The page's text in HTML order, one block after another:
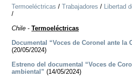
Termoeléctricas / Trabajadores / Libertad
/
Chile - Termoeléctricas
Documental “Voces de Coronel ante la
(20/05/2024)
Estreno del documental “Voces de
ambiental” (14/05/2024)